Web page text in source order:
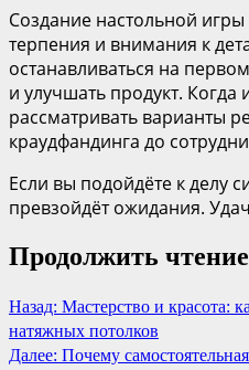
Создание настольной
терпения и внимания к
останавливаться на
и улучшать продукт. Когда
рассматривать варианты
краудфандинга до
Если вы подойдёте к делу
превзойдёт ожидания.
Продолжить чтение
Назад: Мастерство и красота:
натяжных потолков
Далее: Почему